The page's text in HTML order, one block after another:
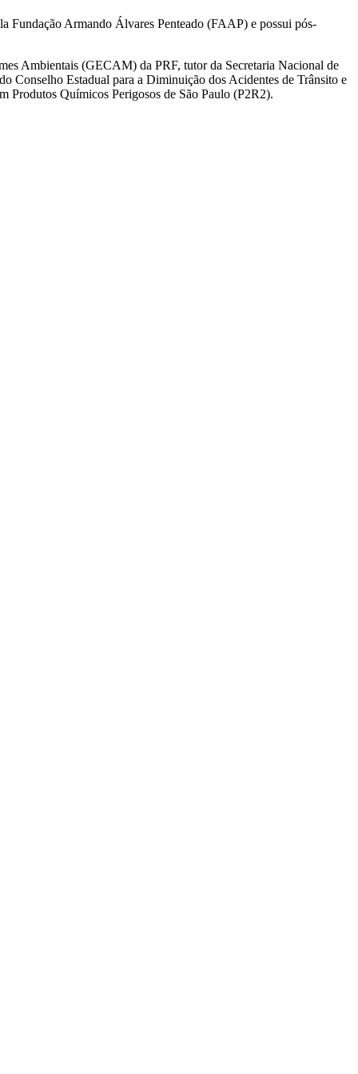
Fundação Armando Álvares Penteado (FAAP) e possui pós-
Ambientais (GECAM) da PRF, tutor da Secretaria Nacional de
Conselho Estadual para a Diminuição dos Acidentes de Trânsito e
Produtos Químicos Perigosos de São Paulo (P2R2).